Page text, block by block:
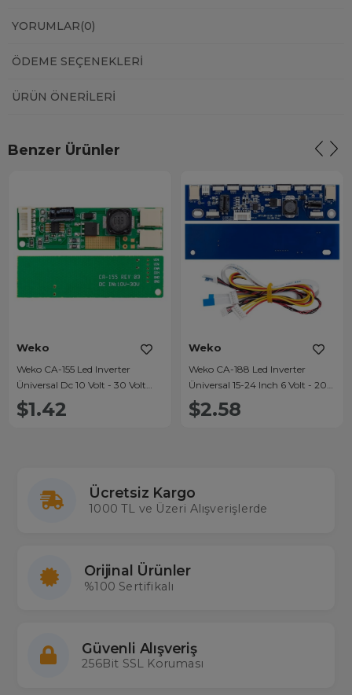
YORUMLAR(0)
ÖDEME SEÇENEKLERI
ÜRÜN ÖNERILERI
Benzer Ürünler
Weko
Weko CA-155 Led Inverter
Üniversal Dc 10 Volt - 30 Volt
Girişli Dc 9 Volt Çıkışlı 7*2 Cm
Çevirici Board
$1.42
Weko
Weko CA-188 Led Inverter
Üniversal 15-24 Inch 6 Volt - 20
Volt Girişli 12*3 Cm
$2.58
Ücretsiz Kargo
1000 TL ve Üzeri Alışverişlerde
Orijinal Ürünler
%100 Sertifikalı
Güvenli Alışveriş
256Bit SSL Koruması